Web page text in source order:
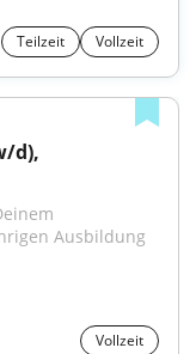
Teilzeit Vollzeit
Ausbildung
Vollzeit